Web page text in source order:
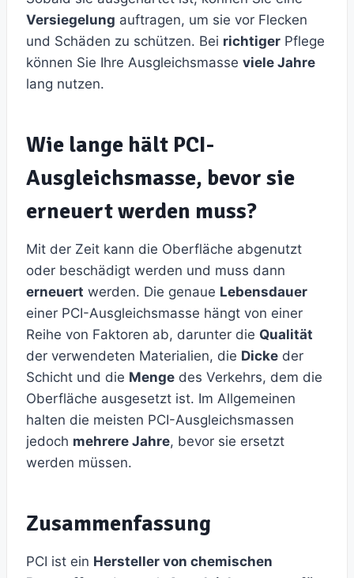
Versiegelung auftragen, um sie vor Flecken
und Schäden zu schützen. Bei richtiger Pflege
können Sie Ihre Ausgleichsmasse viele Jahre
lang nutzen.
Wie lange hält PCI-
Ausgleichsmasse, bevor sie
erneuert werden muss?
Mit der Zeit kann die Oberfläche abgenutzt
oder beschädigt werden und muss dann
erneuert werden. Die genaue Lebensdauer
einer PCI-Ausgleichsmasse hängt von einer
Reihe von Faktoren ab, darunter die Qualität
der verwendeten Materialien, die Dicke der
Schicht und die Menge des Verkehrs, dem die
Oberfläche ausgesetzt ist. Im Allgemeinen
halten die meisten PCI-Ausgleichsmassen
jedoch mehrere Jahre, bevor sie ersetzt
werden müssen.
Zusammenfassung
PCI ist ein Hersteller von chemischen